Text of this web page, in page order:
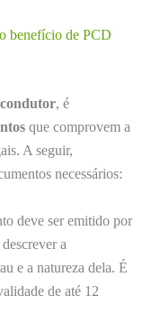
benefício de PCD
, é
que comprovem a
A seguir,
necessários:
deve ser emitido por
a
e a natureza dela. É
de até 12